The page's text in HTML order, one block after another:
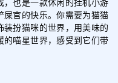
官的快乐。你需要为猫猫
扮猫咪的世界，用美味的
喵星世界，感受到它们带